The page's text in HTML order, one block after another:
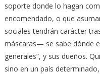
soporte donde lo hagan
encomendado, o que
sociales tendrán carácter
máscaras— se sabe dónde
generales”, y sus dueños.
sino en un país